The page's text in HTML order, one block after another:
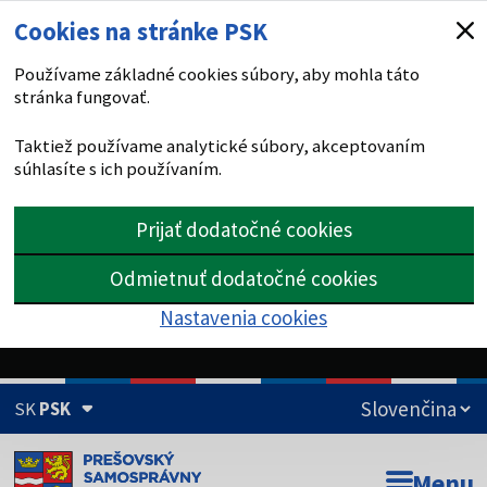
Cookies na stránke PSK
Používame základné cookies súbory, aby mohla táto
stránka fungovať.
Taktiež používame analytické súbory, akceptovaním
súhlasíte s ich používaním.
Prijať dodatočné cookies
Odmietnuť dodatočné cookies
Nastavenia cookies
SKPSK
Doména psk.sk je oficiálna